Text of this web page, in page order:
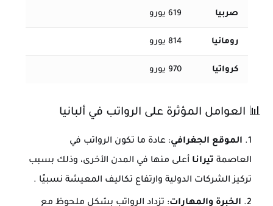
صربيا 619 يورو
رومانيا 814 يورو
كرواتيا 970 يورو
📊 العوامل المؤثرة على الرواتب في ألبانيا
الموقع الجغرافي: عادة ما تكون الرواتب في
العاصمة تيرانا أعلى منها في المدن الأخرى، وذلك بسبب
تركيز الشركات الدولية وارتفاع تكاليف المعيشة نسبيًا .
الخبرة والمهارات: تزداد الرواتب بشكل ملحوظ مع